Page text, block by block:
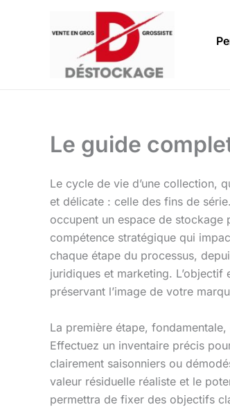
Le guide
Le cycle de vie d’une collection,
et délicate : celle des fins de
occupent un espace de stockage
compétence stratégique qui
chaque étape du processus,
juridiques et marketing.
préservant l’image de votre
La première étape,
Effectuez un inventaire précis
clairement saisonniers ou
valeur résiduelle réaliste et le
permettra de fixer des objectifs